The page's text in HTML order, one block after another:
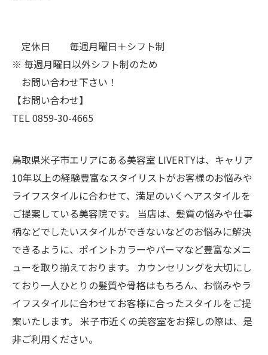
定休日 毎週月曜日＋シフト制
※ 毎週月曜日以外シフト制のため
お問い合わせ下さい！
【お問い合わせ】
TEL 0859-30-4665
鳥取県米子市エリアにある美容室 LIVERTYは、キャリア
10年以上の経験豊富なスタイリストがお客様のお悩みや
ライフスタイルに合わせて、満足のいくヘアスタイルを
ご提案している美容院です。 当店は、髪質の悩みや仕事
柄などでしたいスタイルができないなどのお悩みに解決
できるように、ポイントカラーやパーマなど豊富なメニ
ューを取り揃えております。 カウンセリングを大切にし
ており一人ひとりの髪質や骨格はもちろん、お悩みやラ
イフスタイルに合わせてお客様に合ったスタイルをご提
案いたします。 米子市近くの美容室をお探しの際は、是
非ご利用ください。